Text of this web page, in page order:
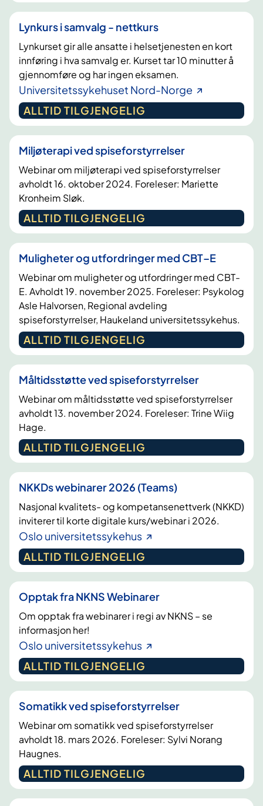
Lynkurs i samvalg - nettkurs
Lynkurset gir alle ansatte i helsetjenesten en kort
innføring i hva samvalg er. Kurset tar 10 minutter å
gjennomføre og har ingen eksamen.
Universitetssykehuset Nord-Norge
ALLTID TILGJENGELIG
Miljøterapi ved spiseforstyrrelser
Webinar om miljøterapi ved spiseforstyrrelser
avholdt 16. oktober 2024. Foreleser: Mariette
Kronheim Sløk.
ALLTID TILGJENGELIG
Muligheter og utfordringer med CBT–E
Webinar om muligheter og utfordringer med CBT-
E. Avholdt 19. november 2025. Foreleser: Psykolog
Asle Halvorsen, Regional avdeling
spiseforstyrrelser, Haukeland universitetssykehus.
ALLTID TILGJENGELIG
Måltidsstøtte ved spiseforstyrrelser
Webinar om måltidsstøtte ved spiseforstyrrelser
avholdt 13. november 2024. Foreleser: Trine Wiig
Hage.
ALLTID TILGJENGELIG
NKKDs webinarer 2026 (Teams)
Nasjonal kvalitets- og kompetansenettverk (NKKD)
inviterer til korte digitale kurs/webinar i 2026.
Oslo universitetssykehus
ALLTID TILGJENGELIG
Opptak fra NKNS Webinarer
Om opptak fra webinarer i regi av NKNS – se
informasjon her!
Oslo universitetssykehus
ALLTID TILGJENGELIG
Somatikk ved spiseforstyrrelser
Webinar om somatikk ved spiseforstyrrelser
avholdt 18. mars 2026. Foreleser: Sylvi Norang
Haugnes.
ALLTID TILGJENGELIG